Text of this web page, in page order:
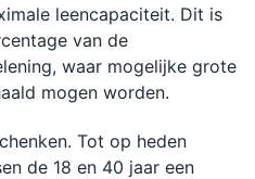
leencapaciteit. Dit is
van de
waar mogelijke grote
mogen worden.
Tot op heden
de 18 en 40 jaar een